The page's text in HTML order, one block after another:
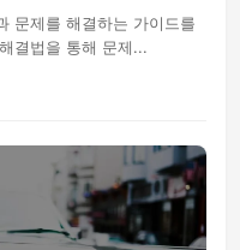
문제를 해결하는 가이드를
결법을 통해 문제...